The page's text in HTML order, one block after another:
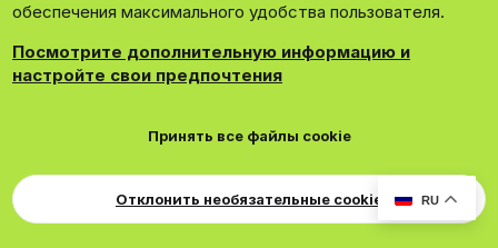
RU
DohTheme
Cookies Russian Обратная связь
Поддержка
Для правообладателей
EN Soundmain
Условия и правила
Политика конфиденциальности
обеспечения максимального удобства пользователя.
Посмотрите дополнительную информацию и
настройте свои предпочтения
Принять все файлы cookie
Отклонить необязательные cookie